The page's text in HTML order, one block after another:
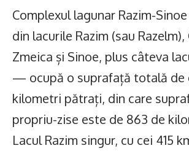
Complexul lagunar Razim-
din lacurile Razim (sau
Zmeica și Sinoe, plus câteva
— ocupă o suprafață totală de
kilometri pătrați, din care
propriu-zise este de 863 de
Lacul Razim singur, cu cei 415